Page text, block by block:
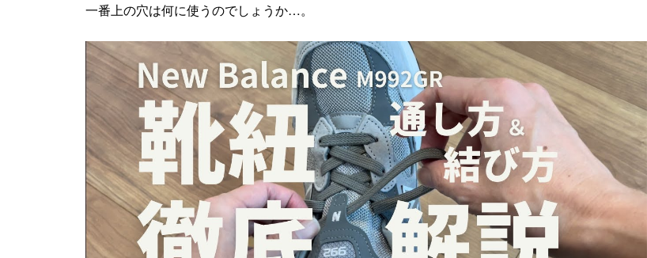
一番上の穴は何に使うのでしょうか…。